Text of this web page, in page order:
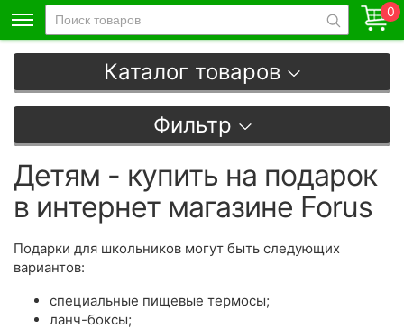
0
Каталог товаров
Фильтр
Детям - купить на подарок
в интернет магазине Forus
Подарки для школьников могут быть следующих
вариантов:
специальные пищевые термосы;
ланч-боксы;